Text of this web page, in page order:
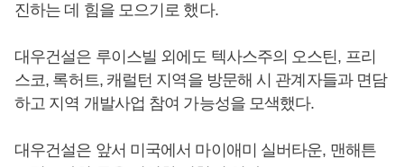
진하는 데 힘을 모으기로 했다.
대우건설은 루이스빌 외에도 텍사스주의 오스틴, 프리
스코, 록허트, 캐럴턴 지역을 방문해 시 관계자들과 면담
하고 지역 개발사업 참여 가능성을 모색했다.
대우건설은 앞서 미국에서 마이애미 실버타운, 맨해튼